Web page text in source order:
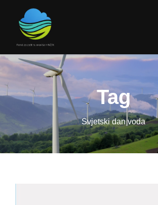
Tag
Svjetski dan voda